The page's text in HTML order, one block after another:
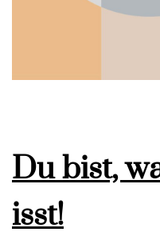
Du bist,
isst!